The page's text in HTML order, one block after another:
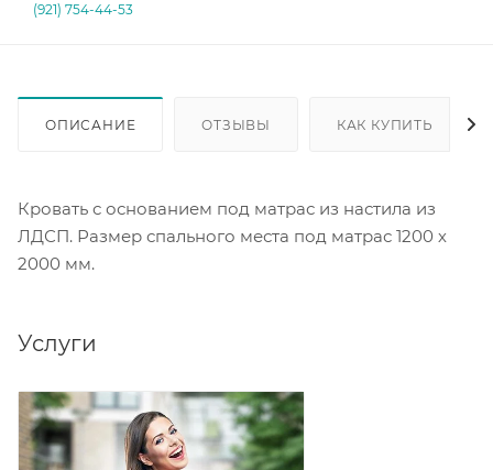
(921) 754-44-53
ОПИСАНИЕ ОТЗЫВЫ КАК КУПИТЬ
Кровать с основанием под матрас из настила из
ЛДСП. Размер спального места под матрас 1200 х
2000 мм.
Услуги